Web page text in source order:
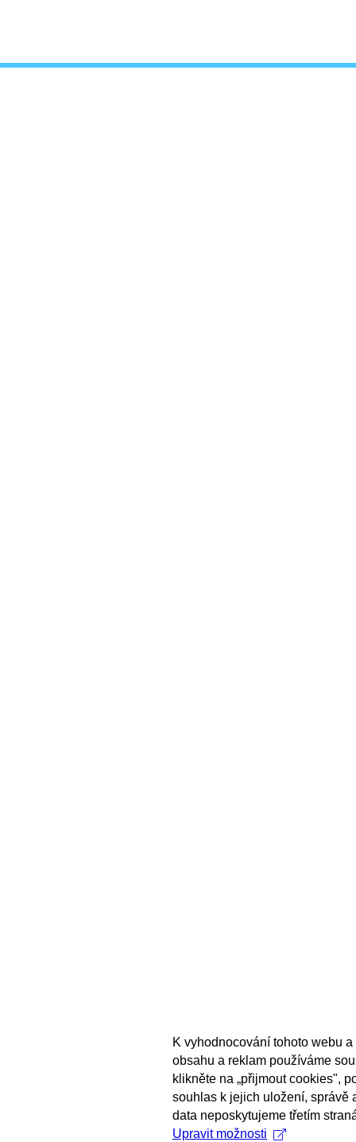
K vyhodnocování tohoto webu
obsahu a reklam používáme
klikněte na „přijmout cookies",
souhlas k jejich uložení, správě
data neposkytujeme třetím
Upravit možnosti